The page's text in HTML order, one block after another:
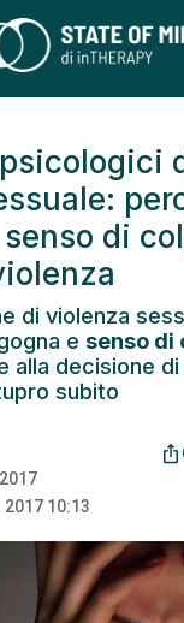
di
di violenza
e senso di
alla decisione di
subito
2017 10:13
ios_share